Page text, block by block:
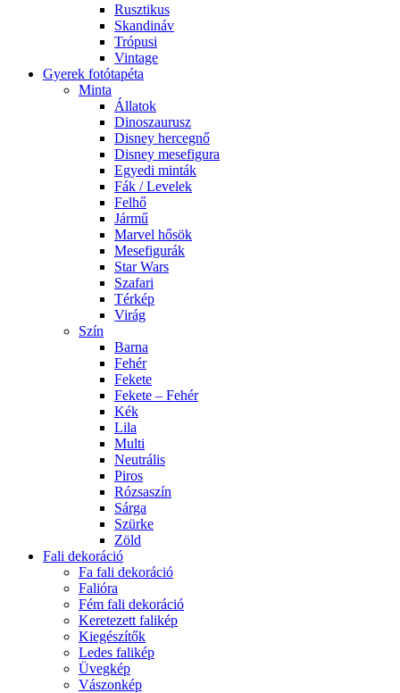
Rusztikus
Skandináv
Trópusi
Vintage
Gyerek fotótapéta
Minta
Állatok
Dinoszaurusz
Disney hercegnő
Disney mesefigura
Egyedi minták
Fák / Levelek
Felhő
Jármű
Marvel hősök
Mesefigurák
Star Wars
Szafari
Térkép
Virág
Szín
Barna
Fehér
Fekete
Fekete – Fehér
Kék
Lila
Multi
Neutrális
Piros
Rózsaszín
Sárga
Szürke
Zöld
Fali dekoráció
Fa fali dekoráció
Falióra
Fém fali dekoráció
Keretezett falikép
Kiegészítők
Ledes falikép
Üvegkép
Vászonkép